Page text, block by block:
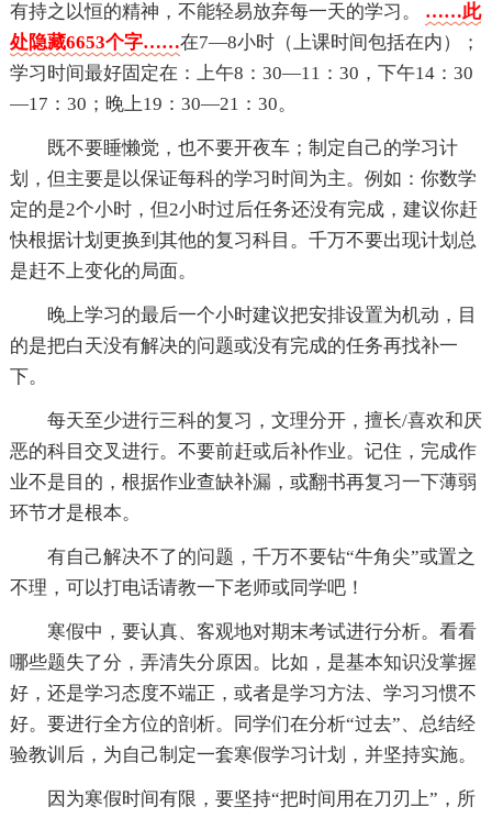
有持之以恒的精神，不能轻易放弃每一天的学习。 ……此
处隐藏6653个字……在7—8小时（上课时间包括在内）；
学习时间最好固定在：上午8：30—11：30，下午14：30
—17：30；晚上19：30—21：30。
既不要睡懒觉，也不要开夜车；制定自己的学习计
划，但主要是以保证每科的学习时间为主。例如：你数学
定的是2个小时，但2小时过后任务还没有完成，建议你赶
快根据计划更换到其他的复习科目。千万不要出现计划总
是赶不上变化的局面。
晚上学习的最后一个小时建议把安排设置为机动，目
的是把白天没有解决的问题或没有完成的任务再找补一
下。
每天至少进行三科的复习，文理分开，擅长/喜欢和厌
恶的科目交叉进行。不要前赶或后补作业。记住，完成作
业不是目的，根据作业查缺补漏，或翻书再复习一下薄弱
环节才是根本。
有自己解决不了的问题，千万不要钻“牛角尖”或置之
不理，可以打电话请教一下老师或同学吧！
寒假中，要认真、客观地对期末考试进行分析。看看
哪些题失了分，弄清失分原因。比如，是基本知识没掌握
好，还是学习态度不端正，或者是学习方法、学习习惯不
好。要进行全方位的剖析。同学们在分析“过去”、总结经
验教训后，为自己制定一套寒假学习计划，并坚持实施。
因为寒假时间有限，要坚持“把时间用在刀刃上”，所